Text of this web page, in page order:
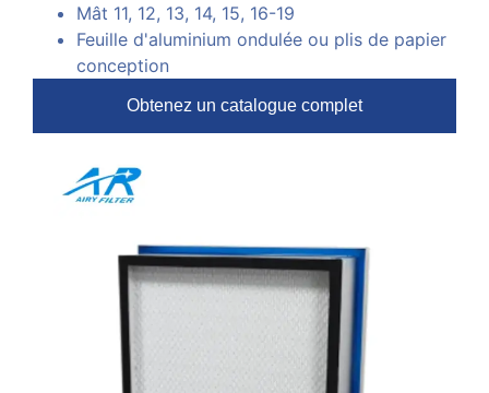
Mât 11, 12, 13, 14, 15, 16-19
Feuille d'aluminium ondulée ou plis de papier
conception
Obtenez un catalogue complet